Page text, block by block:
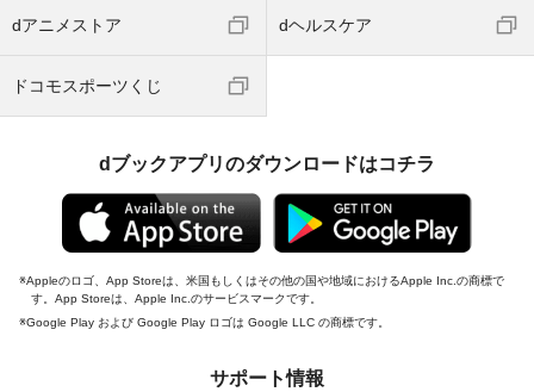
dアニメストア dヘルスケア
ドコモスポーツくじ
dブックアプリのダウンロードはコチラ
Appleのロゴ、App Storeは、米国もしくはその他の国や地域におけるApple Inc.の商標で
す。App Storeは、Apple Inc.のサービスマークです。
Google Play および Google Play ロゴは Google LLC の商標です。
サポート情報